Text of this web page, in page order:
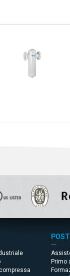
Primo